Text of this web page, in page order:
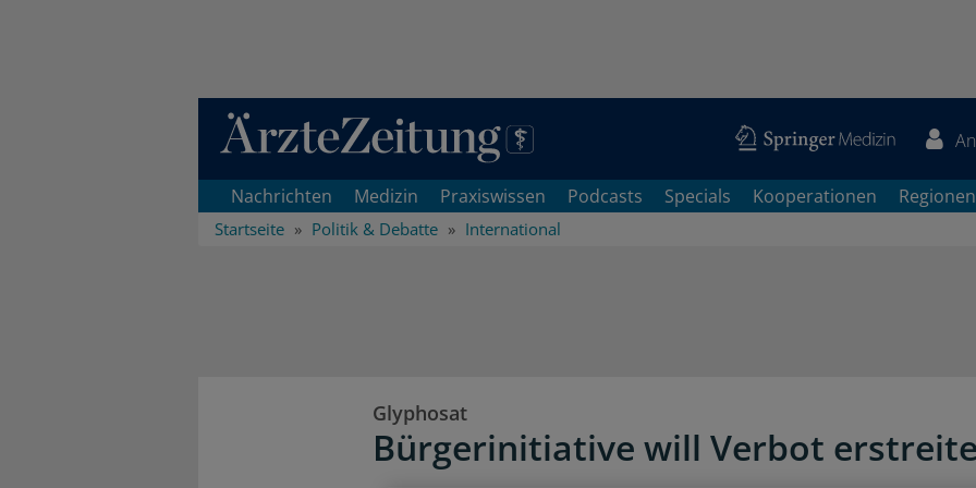
Direkt zum Inhaltsbereich
Nachrichten Medizin Praxiswissen Podcasts Specials Kooperationen Regionen
Startseite Politik & Debatte International
Glyphosat
Bürgerinitiative will Verbot